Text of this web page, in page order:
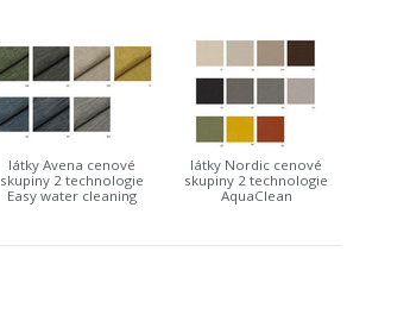
látky Avena cenové
skupiny 2 technologie
Easy water cleaning
látky Nordic cenové
skupiny 2 technologie
AquaClean